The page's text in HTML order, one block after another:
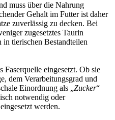
muss über die Nahrung
Gehalt im Futter ist daher
zuverlässig zu decken. Bei
zugesetztes Taurin
tierischen Bestandteilen
Faserquelle eingesetzt. Ob sie
dem Verarbeitungsgrad und
Einordnung als „Zucker“
notwendig oder
werden.